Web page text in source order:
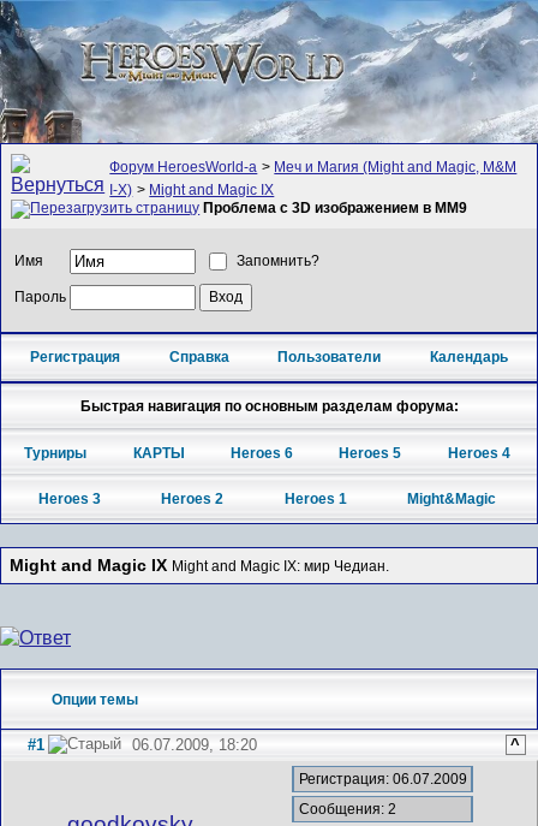
Форум HeroesWorld-а > Меч и Магия (Might and Magic, M&M
I-X) > Might and Magic IX
Проблема с 3D изображением в MM9
Имя Запомнить?
Пароль
Регистрация Справка Пользователи Календарь
Быстрая навигация по основным разделам форума:
Турниры КАРТЫ Heroes 6 Heroes 5 Heroes 4
Heroes 3 Heroes 2 Heroes 1 Might&Magic
Might and Magic IX Might and Magic IX: мир Чедиан.
Опции темы
#1 06.07.2009, 18:20 ^
Регистрация: 06.07.2009
Сообщения: 2